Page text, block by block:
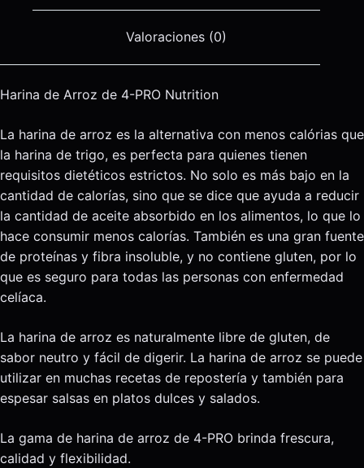
Valoraciones (0)
Harina de Arroz de 4-PRO Nutrition
La harina de arroz es la alternativa con menos calórias que
la harina de trigo, es perfecta para quienes tienen
requisitos dietéticos estrictos. No solo es más bajo en la
cantidad de calorías, sino que se dice que ayuda a reducir
la cantidad de aceite absorbido en los alimentos, lo que lo
hace consumir menos calorías. También es una gran fuente
de proteínas y fibra insoluble, y no contiene gluten, por lo
que es seguro para todas las personas con enfermedad
celíaca.
La harina de arroz es naturalmente libre de gluten, de
sabor neutro y fácil de digerir. La harina de arroz se puede
utilizar en muchas recetas de repostería y también para
espesar salsas en platos dulces y salados.
La gama de harina de arroz de 4-PRO brinda frescura,
calidad y flexibilidad.